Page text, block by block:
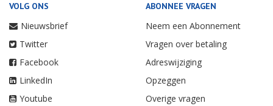
VOLG ONS
Nieuwsbrief
Twitter
Facebook
LinkedIn
Youtube
ABONNEE VRAGEN
Neem een Abonnement
Vragen over betaling
Adreswijziging
Opzeggen
Overige vragen